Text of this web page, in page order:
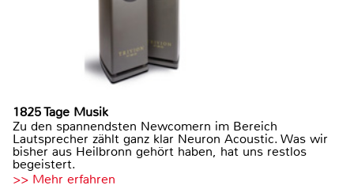
1825 Tage Musik
Zu den spannendsten Newcomern im Bereich
Lautsprecher zählt ganz klar Neuron Acoustic. Was wir
bisher aus Heilbronn gehört haben, hat uns restlos
begeistert.
>> Mehr erfahren